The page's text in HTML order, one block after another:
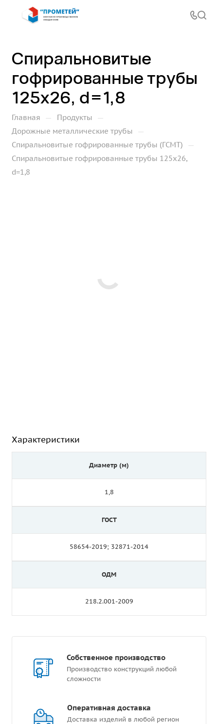
Спиральновитые
гофрированные трубы
125х26, d=1,8
Главная — Продукты —
Дорожные металлические трубы —
Спиральновитые гофрированные трубы (ГСМТ) —
Спиральновитые гофрированные трубы 125х26,
d=1,8
Характеристики
Диаметр (м)
1,8
ГОСТ
58654-2019; 32871-2014
ОДМ
218.2.001-2009
Собственное производство
Производство конструкций любой
сложности
Оперативная доставка
Доставка изделий в любой регион